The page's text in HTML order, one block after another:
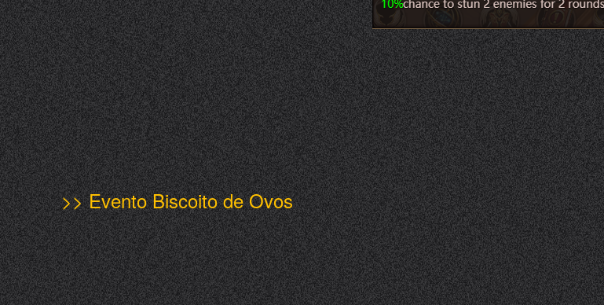
>> Evento Biscoito de Ovos